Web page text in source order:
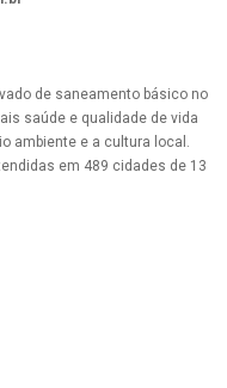
de saneamento básico no
saúde e qualidade de vida
ambiente e a cultura local.
em 489 cidades de 13